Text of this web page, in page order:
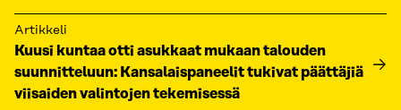
Artikkeli
Kuusi kuntaa otti asukkaat mukaan talouden
suunnitteluun: Kansalaispaneelit tukivat päättäjiä
viisaiden valintojen tekemisessä